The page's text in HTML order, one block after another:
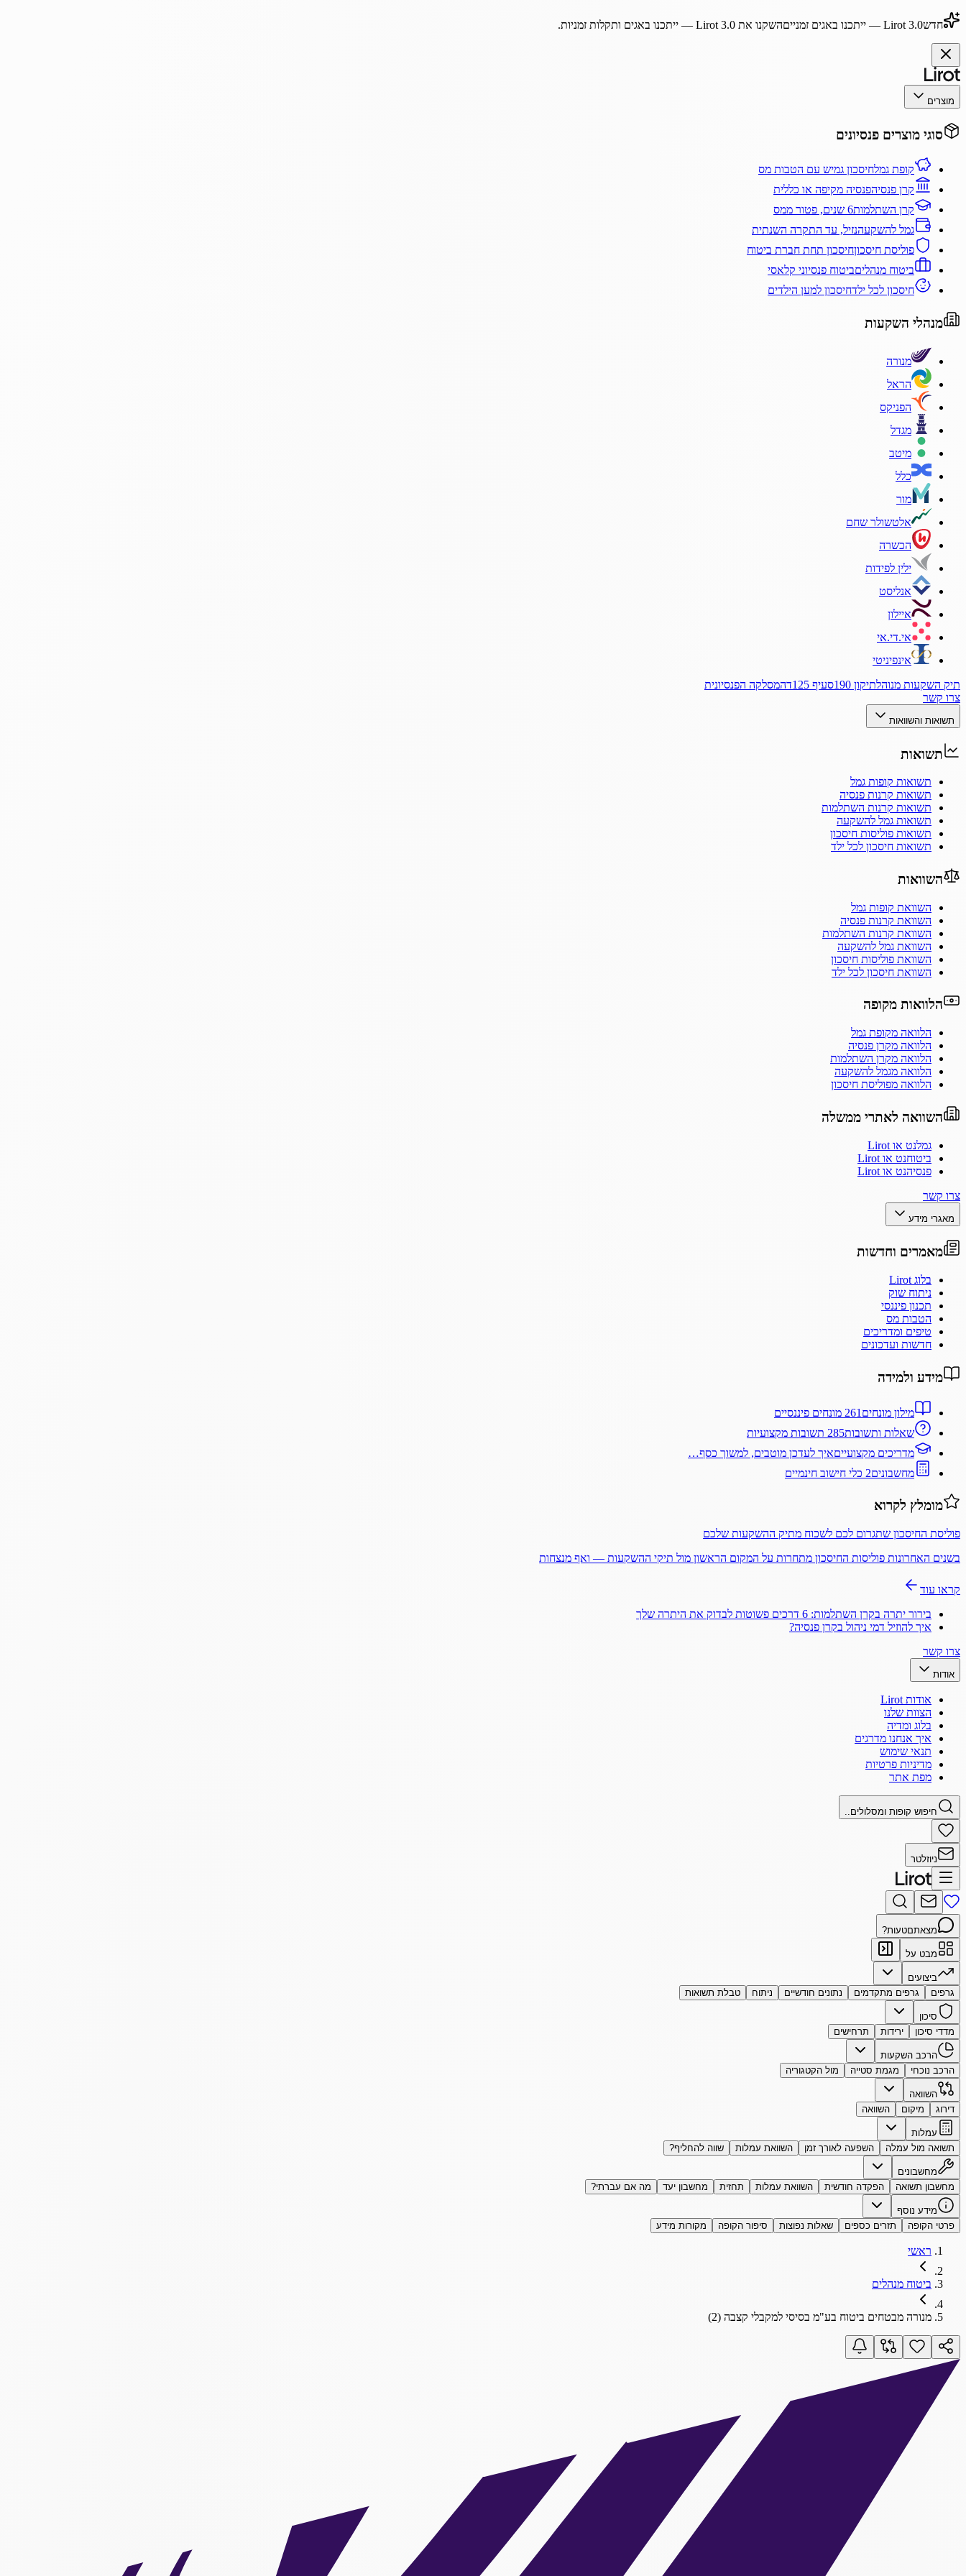
חדשLirot 3.0 — ייתכנו באגים זמנייםהשקנו את Lirot 3.0 — ייתכנו באגים ותקלות זמניות.
מוצרים
סוגי מוצרים פנסיונים
קופת גמלחיסכון גמיש עם הטבות מס
קרן פנסיהפנסיה מקיפה או כללית
קרן השתלמות6 שנים, פטור ממס
גמל להשקעהנזיל, עד התקרה השנתית
פוליסת חיסכוןחיסכון תחת חברת ביטוח
ביטוח מנהליםביטוח פנסיוני קלאסי
חיסכון לכל ילדחיסכון למען הילדים
מנהלי השקעות
מנורה
הראל
הפניקס
מגדל
מיטב
כלל
מור
אלטשולר שחם
הכשרה
ילין לפידות
אנליסט
איילון
אי.די.אי
אינפיניטי
תיק השקעות מנוהלתיקון 190 סעיף 125ד
המסלקה הפנסיונית
צרו קשר
תשואות והשוואות
תשואות
תשואות קופות גמל
תשואות קרנות פנסיה
תשואות קרנות השתלמות
תשואות גמל להשקעה
תשואות פוליסות חיסכון
תשואות חיסכון לכל ילד
השוואות
השוואת קופות גמל
השוואת קרנות פנסיה
השוואת קרנות השתלמות
השוואת גמל להשקעה
השוואת פוליסות חיסכון
השוואת חיסכון לכל ילד
הלוואות מקופה
הלוואה מקופת גמל
הלוואה מקרן פנסיה
הלוואה מקרן השתלמות
הלוואה מגמל להשקעה
הלוואה מפוליסת חיסכון
השוואה לאתרי ממשלה
גמלנט או Lirot
ביטוחנט או Lirot
פנסיהנט או Lirot
צרו קשר
מאגרי מידע
מאמרים וחדשות
בלוג Lirot
ניתוח שוק
תכנון פיננסי
הטבות מס
טיפים ומדריכים
חדשות ועדכונים
מידע ולמידה
מילון מונחים 261 מונחים פיננסיים
שאלות ותשובות285 תשובות מקצועיות
מדריכים מקצועייםאיך לעדכן מוטבים, למשוך כסף…
מחשבונים2 כלי חישוב חינמיים
מומלץ לקרוא
פוליסת החיסכון שתגרום לכם לשכוח מתיק ההשקעות שלכם
בשנים האחרונות פוליסות החיסכון מתחרות על המקום הראשון מול תיקי ההשקעות — ואף מנצחות
קראו עוד
בירור יתרה בקרן השתלמות: 6 דרכים פשוטות לבדוק את היתרה שלך
איך להוזיל דמי ניהול בקרן פנסיה?
צרו קשר
אודות
אודות Lirot
הצוות שלנו
בלוג ומדיה
איך אנחנו מדרגים
תנאי שימוש
מדיניות פרטיות
מפת אתר
חיפוש קופות ומסלולים..
ניוזלטר
מצאתםטעות?
מבט על
ביצועים
גרפים
גרפים מתקדמים נתונים חודשיים ניתוח טבלת תשואות
סיכון
מדדי סיכון
ירידות תרחישים
הרכב השקעות
הרכב נוכחי
מגמת סטייה מול הקטגוריה
השוואה
דירוג
מיקום השוואה
עמלות
תשואה מול עמלה
השפעה לאורך זמן השוואת עמלות שווה להחליף?
מחשבונים
מחשבון תשואה
הפקדה חודשית השוואת עמלות תחזית מחשבון יעד מה אם עברתי?
מידע נוסף
פרטי הקופה
תזרים כספים שאלות נפוצות סיפור הקופה מקורות מידע
ראשי
ביטוח מנהלים
מנורה מבטחים ביטוח בע"מ בסיסי למקבלי קצבה (2)